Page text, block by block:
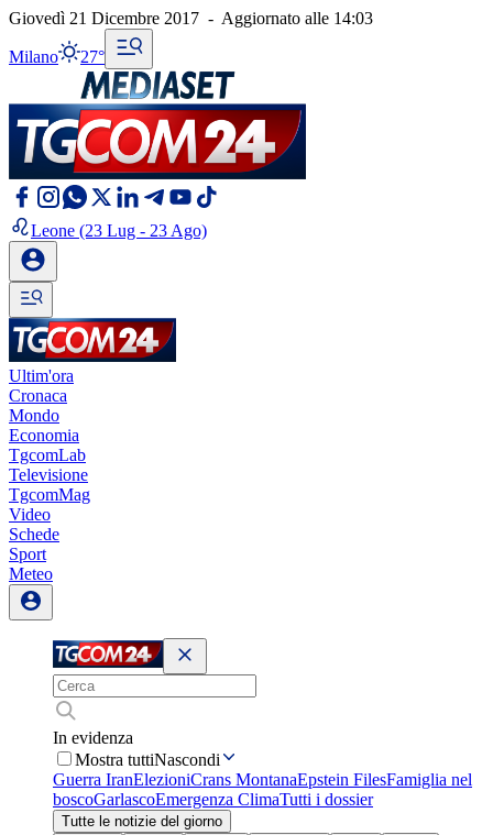
Giovedì 21 Dicembre 2017 - Aggiornato alle 14:03
Milano 27°
Leone (23 Lug - 23 Ago)
Ultim'ora
Cronaca
Mondo
Economia
TgcomLab
Televisione
TgcomMag
Video
Schede
Sport
Meteo
In evidenza
Mostra tuttiNascondi
Guerra IranElezioniCrans MontanaEpstein FilesFamiglia nel
boscoGarlascoEmergenza ClimaTutti i dossier
Tutte le notizie del giorno